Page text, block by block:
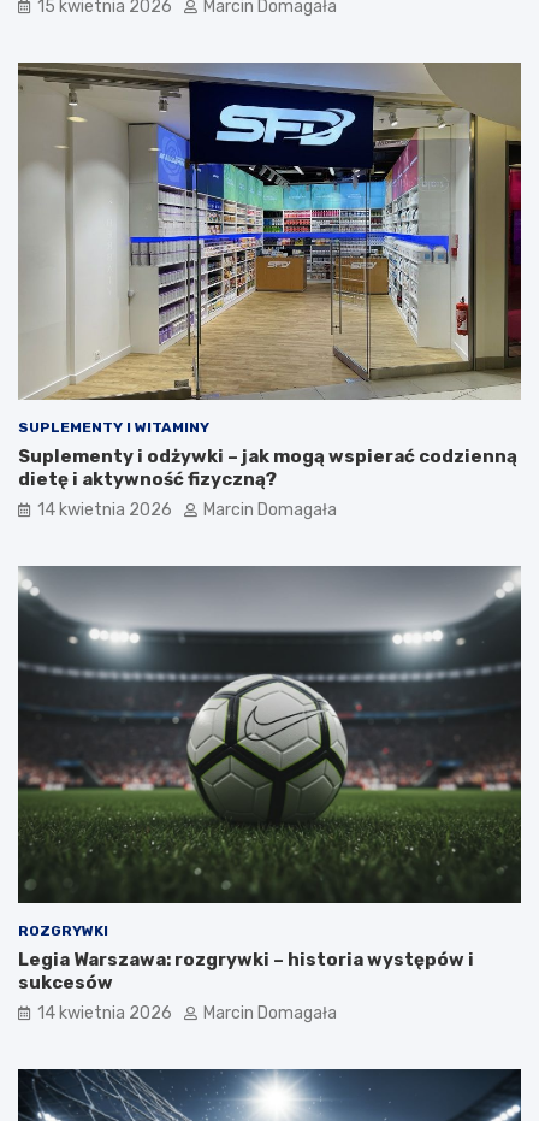
15 kwietnia 2026 Marcin Domagała
SUPLEMENTY I WITAMINY
Suplementy i odżywki – jak mogą wspierać codzienną
dietę i aktywność fizyczną?
14 kwietnia 2026 Marcin Domagała
ROZGRYWKI
Legia Warszawa: rozgrywki – historia występów i
sukcesów
14 kwietnia 2026 Marcin Domagała